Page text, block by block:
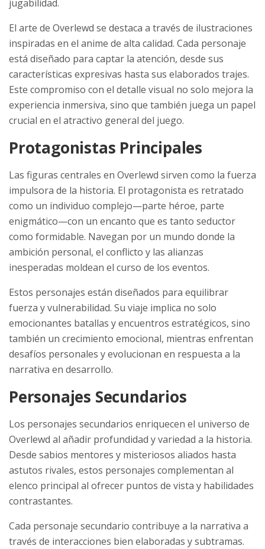
jugabilidad.
El arte de Overlewd se destaca a través de ilustraciones
inspiradas en el anime de alta calidad. Cada personaje
está diseñado para captar la atención, desde sus
características expresivas hasta sus elaborados trajes.
Este compromiso con el detalle visual no solo mejora la
experiencia inmersiva, sino que también juega un papel
crucial en el atractivo general del juego.
Protagonistas Principales
Las figuras centrales en Overlewd sirven como la fuerza
impulsora de la historia. El protagonista es retratado
como un individuo complejo—parte héroe, parte
enigmático—con un encanto que es tanto seductor
como formidable. Navegan por un mundo donde la
ambición personal, el conflicto y las alianzas
inesperadas moldean el curso de los eventos.
Estos personajes están diseñados para equilibrar
fuerza y vulnerabilidad. Su viaje implica no solo
emocionantes batallas y encuentros estratégicos, sino
también un crecimiento emocional, mientras enfrentan
desafíos personales y evolucionan en respuesta a la
narrativa en desarrollo.
Personajes Secundarios
Los personajes secundarios enriquecen el universo de
Overlewd al añadir profundidad y variedad a la historia.
Desde sabios mentores y misteriosos aliados hasta
astutos rivales, estos personajes complementan al
elenco principal al ofrecer puntos de vista y habilidades
contrastantes.
Cada personaje secundario contribuye a la narrativa a
través de interacciones bien elaboradas y subtramas.